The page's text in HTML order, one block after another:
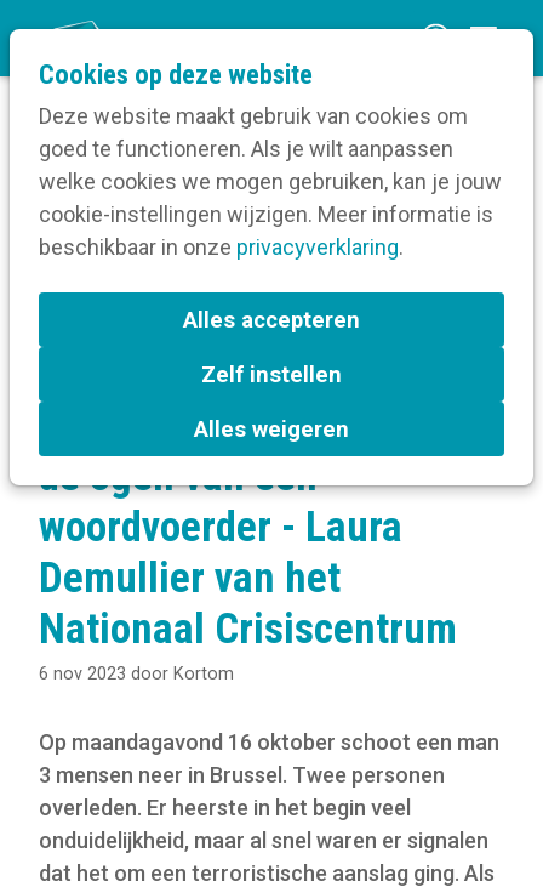
Cookies op deze website
Deze website maakt gebruik van cookies om
goed te functioneren. Als je wilt aanpassen
welke cookies we mogen gebruiken, kan je jouw
cookie-instellingen wijzigen. Meer informatie is
beschikbaar in onze privacyverklaring.
Alles accepteren
Zelf instellen
Alles weigeren
n
m
Home
Verruim je kennis
Crisiscommunicatie
Noodplanning bij de overheid
woordvoerder - Laura Demullier van het
Nationaal Crisiscentrum
Crisiscommunicatie door
de ogen van een
woordvoerder - Laura
Demullier van het
Nationaal Crisiscentrum
6 nov 2023 door Kortom
Op maandagavond 16 oktober schoot een man
3 mensen neer in Brussel. Twee personen
overleden. Er heerste in het begin veel
onduidelijkheid, maar al snel waren er signalen
dat het om een terroristische aanslag ging. Als